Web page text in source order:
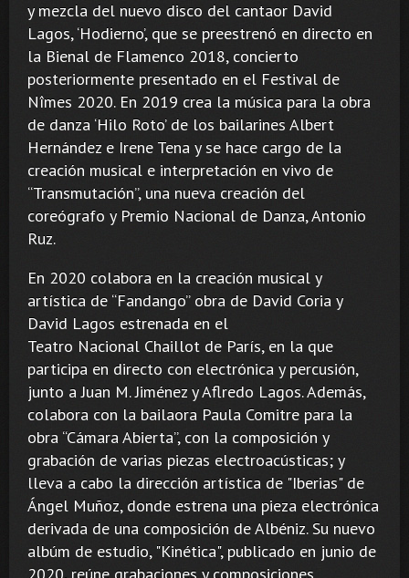
y mezcla del nuevo disco del cantaor David
Lagos, ‘Hodierno’, que se preestrenó en directo en
la Bienal de Flamenco 2018, concierto
posteriormente presentado en el Festival de
Nîmes 2020. En 2019 crea la música para la obra
de danza ‘Hilo Roto’ de los bailarines Albert
Hernández e Irene Tena y se hace cargo de la
creación musical e interpretación en vivo de
“Transmutación”, una nueva creación del
coreógrafo y Premio Nacional de Danza, Antonio
Ruz.
En 2020 colabora en la creación musical y
artística de “Fandango” obra de David Coria y
David Lagos estrenada en el
Teatro Nacional Chaillot de París, en la que
participa en directo con electrónica y percusión,
junto a Juan M. Jiménez y Aflredo Lagos. Además,
colabora con la bailaora Paula Comitre para la
obra “Cámara Abierta”, con la composición y
grabación de varias piezas electroacústicas; y
lleva a cabo la dirección artística de "Iberias" de
Ángel Muñoz, donde estrena una pieza electrónica
derivada de una composición de Albéniz. Su nuevo
albúm de estudio, "Kinética", publicado en junio de
2020, reúne grabaciones y composiciones